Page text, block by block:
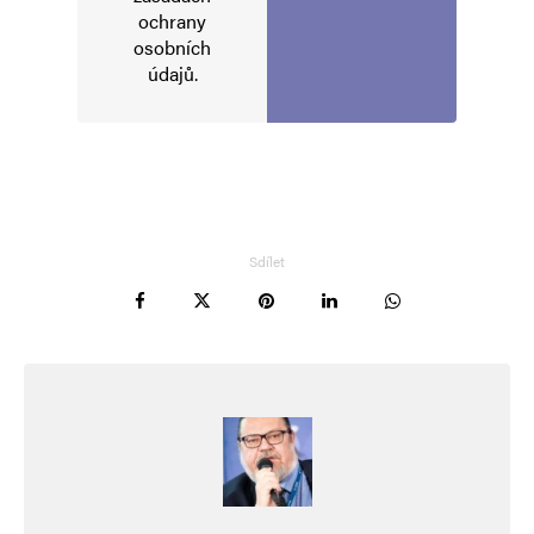
Použiji okřídlené polské „Pożyjemy, zobaczymy“
ochrany
osobních
údajů.
Sdílet